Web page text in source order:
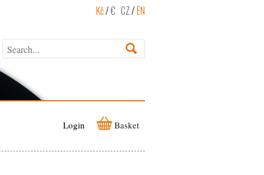
Kč/€ CZ/EN
Login Basket